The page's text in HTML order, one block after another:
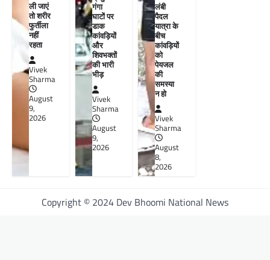
ली जाएं
तो शरीर
फुर्तीला
नहीं
रहता
Vivek
Sharma
August
9,
2026
गंगा
घाटों पर
डाक
कांवड़ियों
और
शिवभक्तों
की भारी
भीड़
Vivek
Sharma
August
9,
2026
लंबी
पैदल
यात्रा के
बीच
कांवड़ियों
को
पेयजल
की
समस्या
न हो
Vivek
Sharma
August
8,
2026
Copyright © 2024 Dev Bhoomi National News